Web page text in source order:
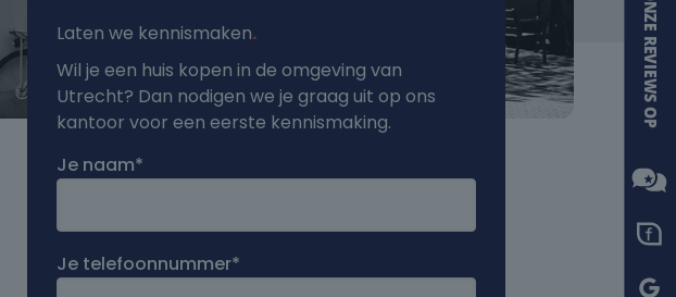
Laten we kennismaken.
Wil je een huis kopen in de omgeving van
Utrecht? Dan nodigen we je graag uit op ons
kantoor voor een eerste kennismaking.
Je naam*
Je telefoonnummer*